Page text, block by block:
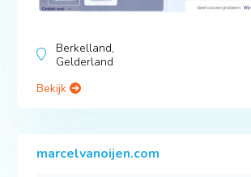
Berkelland,
Gelderland
Bekijk
marcelvanoijen.com